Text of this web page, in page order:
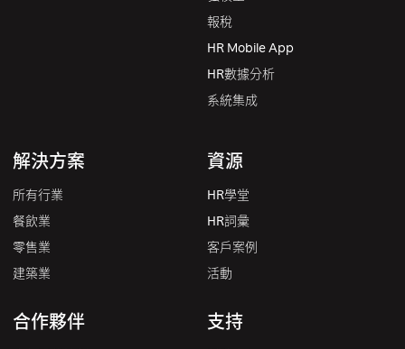
報稅
HR Mobile App
HR數據分析
系統集成
解決方案
所有行業
餐飲業
零售業
建築業
合作夥伴
資源
HR學堂
HR詞彙
客戶案例
活動
支持